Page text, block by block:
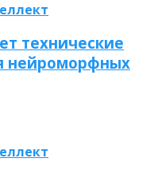
технические
нейроморфных